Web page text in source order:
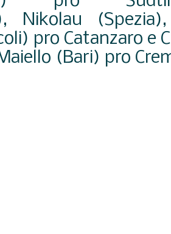
Nikolau
pro Catanzaro e
(Bari) pro